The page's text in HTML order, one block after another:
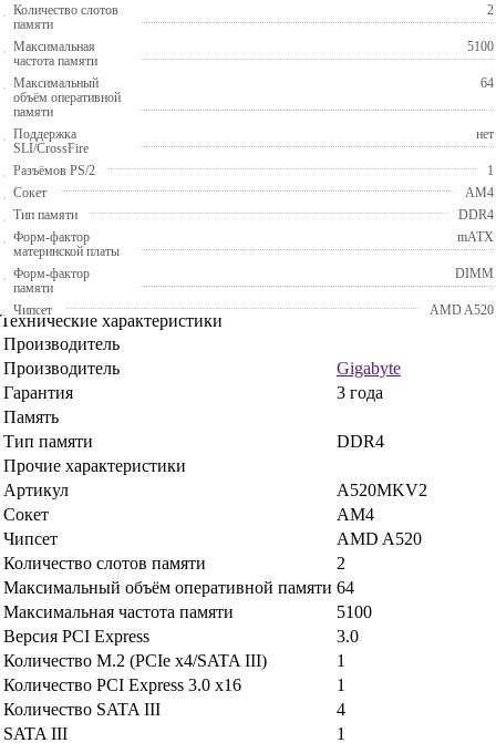
Количество слотов
памяти
2
Максимальная
частота памяти
5100
Максимальный
объём оперативной
памяти
64
Поддержка
SLI/CrossFire
нет
Разъёмов PS/2
1
Сокет
AM4
Тип памяти
DDR4
Форм-фактор
материнской платы
mATX
Форм-фактор
памяти
DIMM
Чипсет AMD A520
Технические характеристики
Производитель
Производитель
Gigabyte
Гарантия
3 года
Память
Тип памяти
DDR4
Прочие характеристики
Артикул
A520MKV2
Сокет
AM4
Чипсет
AMD A520
Количество слотов памяти
2
Максимальный объём оперативной памяти 64
Максимальная частота памяти
5100
Версия PCI Express
3.0
Количество M.2 (PCIe x4/SATA III)
1
Количество PCI Express 3.0 x16
1
Количество SATA III
4
SATA III
1